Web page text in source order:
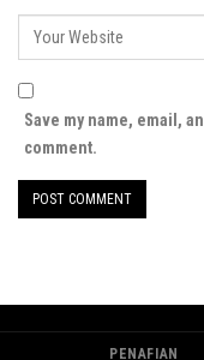
Save my name, email,
comment.
PENAFIAN